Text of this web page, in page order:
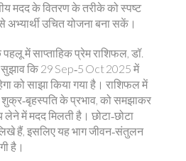
मदद के वितरण के तरीके को स्पष्ट
उचित योजना बना सकें।
पहलू मेंसाप्ताहिक प्रेम राशिफल, डॉ.
सुझाव कि 29 Sep‑5 Oct 2025 में
को साझा किया गया है। राशिफल में
शुक्र‑बृहस्पति के प्रभाव, को समझाकर
लेने में मदद मिलती है। छोटा‑छोटा
हैं, इसलिए यह भाग जीवन‑संतुलन
है।